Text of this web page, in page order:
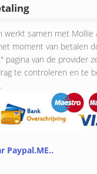
werkt samen met Mollie
moment van betalen
pagina van de provider
te controleren en te
Paypal.ME..